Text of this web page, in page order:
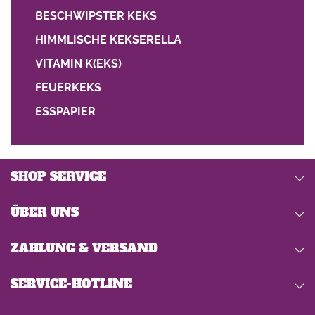
BESCHWIPSTER KEKS
HIMMLISCHE KEKSERELLA
VITAMIN K(EKS)
FEUERKEKS
ESSPAPIER
SERVICE-HOTLINE
SHOP SERVICE
ÜBER UNS
ZAHLUNG & VERSAND